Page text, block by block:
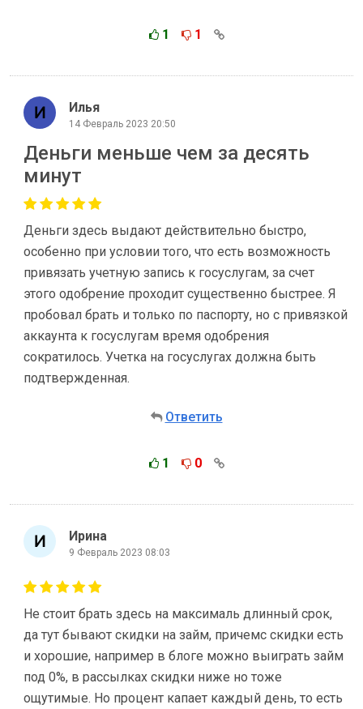
1 1
Илья
14 Февраль 2023 20:50
Деньги меньше чем за десять
минут
Деньги здесь выдают действительно быстро,
особенно при условии того, что есть возможность
привязать учетную запись к госуслугам, за счет
этого одобрение проходит существенно быстрее. Я
пробовал брать и только по паспорту, но с привязкой
аккаунта к госуслугам время одобрения
сократилось. Учетка на госуслугах должна быть
подтвержденная.
Ответить
1 0
Ирина
9 Февраль 2023 08:03
Не стоит брать здесь на максималь длинный срок,
да тут бывают скидки на займ, причемс скидки есть
и хорошие, например в блоге можно выиграть займ
под 0%, в рассылках скидки ниже но тоже
ощутимые. Но процент капает каждый день, то есть